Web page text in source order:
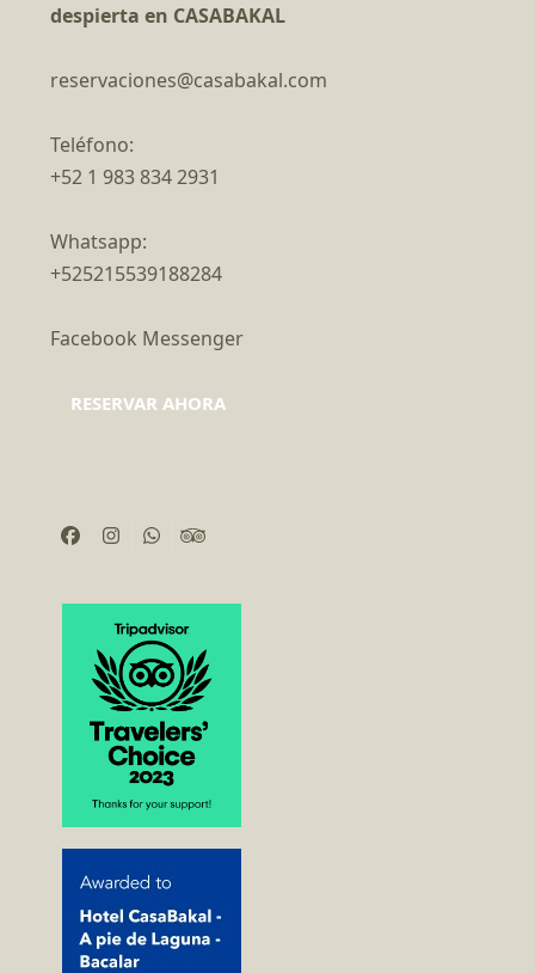
despierta en CASABAKAL
reservaciones@casabakal.com
Teléfono:
+52 1 983 834 2931
Whatsapp:
+525215539188284
Facebook Messenger
RESERVAR AHORA
Facebook
Instagram
WhatsappTripadvisor